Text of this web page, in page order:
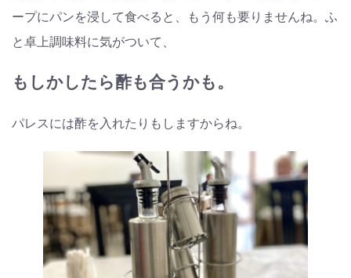
ープにパンを浸して食べると、もう何も要りませんね。ふ
と卓上調味料に気がついて、
もしかしたら酢も合うかも。
パレスには酢を入れたりもしますからね。